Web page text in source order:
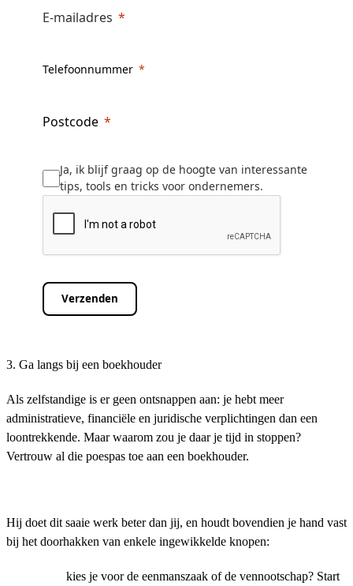
E-mailadres
Telefoonnummer
Postcode
Ja, ik blijf graag op de hoogte van interessante
tips, tools en tricks voor ondernemers.
Verzenden
3. Ga langs bij een boekhouder
Als zelfstandige is er geen ontsnappen aan: je hebt meer
administratieve, financiële en juridische verplichtingen dan een
loontrekkende. Maar waarom zou je daar je tijd in stoppen?
Vertrouw al die poespas toe aan een boekhouder.
Hij doet dit saaie werk beter dan jij, en houdt bovendien je hand vast
bij het doorhakken van enkele ingewikkelde knopen:
kies je voor de eenmanszaak of de vennootschap? Start